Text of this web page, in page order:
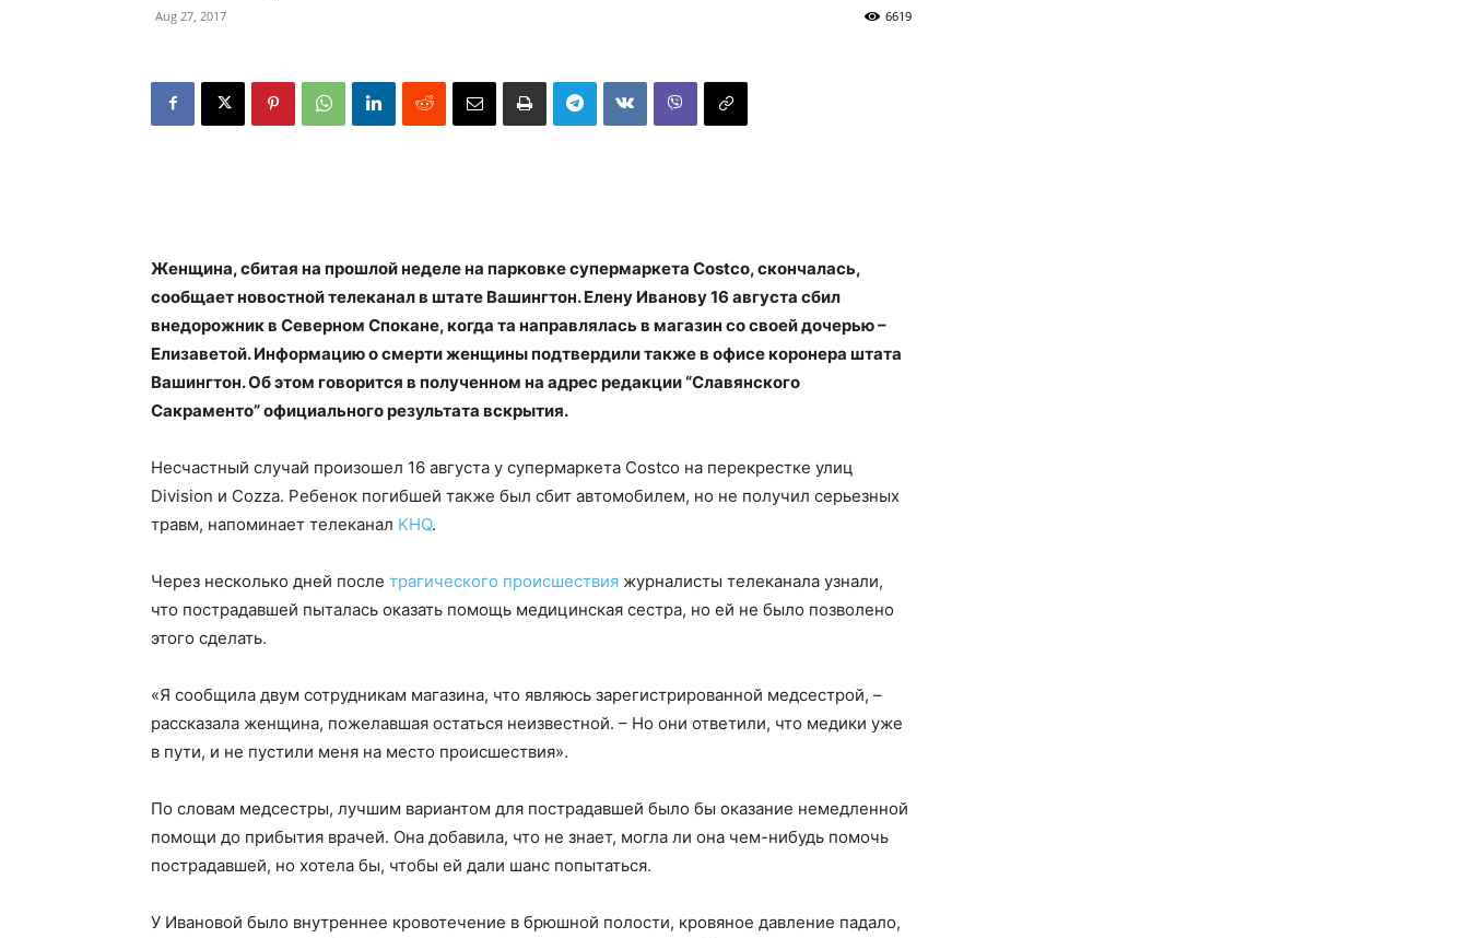
Aug 27, 2017 6619
Женщина, сбитая на прошлой неделе на парковке супермаркета Costco, скончалась,
сообщает новостной телеканал в штате Вашингтон. Елену Иванову 16 августа сбил
внедорожник в Северном Спокане, когда та направлялась в магазин со своей дочерью –
Елизаветой. Информацию о смерти женщины подтвердили также в офисе коронера штата
Вашингтон. Об этом говорится в полученном на адрес редакции “Славянского
Сакраменто” официального результата вскрытия.
Несчастный случай произошел 16 августа у супермаркета Costco на перекрестке улиц
Division и Cozza. Ребенок погибшей также был сбит автомобилем, но не получил серьезных
травм, напоминает телеканал KHQ.
Через несколько дней после трагического происшествия журналисты телеканала узнали,
что пострадавшей пыталась оказать помощь медицинская сестра, но ей не было позволено
этого сделать.
«Я сообщила двум сотрудникам магазина, что являюсь зарегистрированной медсестрой, –
рассказала женщина, пожелавшая остаться неизвестной. – Но они ответили, что медики уже
в пути, и не пустили меня на место происшествия».
По словам медсестры, лучшим вариантом для пострадавшей было бы оказание немедленной
помощи до прибытия врачей. Она добавила, что не знает, могла ли она чем-нибудь помочь
пострадавшей, но хотела бы, чтобы ей дали шанс попытаться.
У Ивановой было внутреннее кровотечение в брюшной полости, кровяное давление падало,